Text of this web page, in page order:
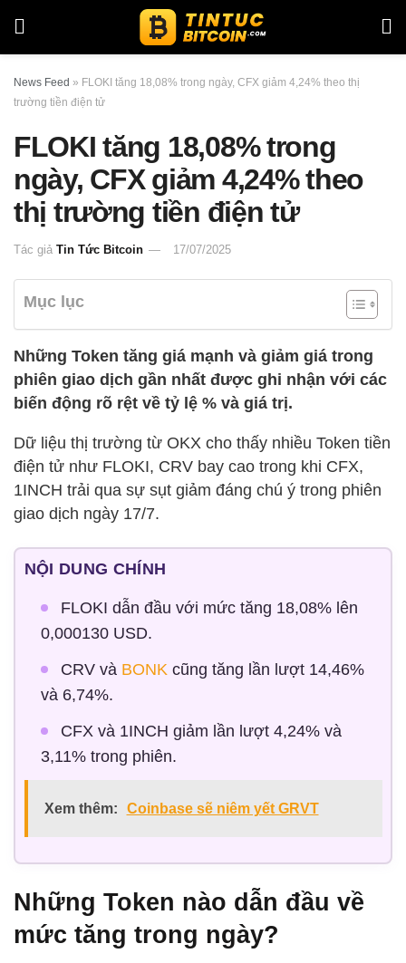
News Feed » FLOKI tăng 18,08% trong ngày, CFX giảm 4,24% theo thị
trường tiền điện tử
FLOKI tăng 18,08% trong
ngày, CFX giảm 4,24% theo
thị trường tiền điện tử
Tác giả Tin Tức Bitcoin 17/07/2025
Mục lục
Những Token tăng giá mạnh và giảm giá trong
phiên giao dịch gần nhất được ghi nhận với các
biến động rõ rệt về tỷ lệ % và giá trị.
Dữ liệu thị trường từ OKX cho thấy nhiều Token tiền
điện tử như FLOKI, CRV bay cao trong khi CFX,
1INCH trải qua sự sụt giảm đáng chú ý trong phiên
giao dịch ngày 17/7.
NỘI DUNG CHÍNH
FLOKI dẫn đầu với mức tăng 18,08% lên
0,000130 USD.
CRV và BONKcũng tăng lần lượt 14,46%
và 6,74%.
CFX và 1INCH giảm lần lượt 4,24% và
3,11% trong phiên.
Xem thêm: Coinbase sẽ niêm yết GRVT
Những Token nào dẫn đầu về
mức tăng trong ngày?